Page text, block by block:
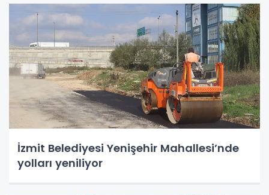
İzmit Belediyesi Yenişehir Mahallesi’nde
yolları yeniliyor